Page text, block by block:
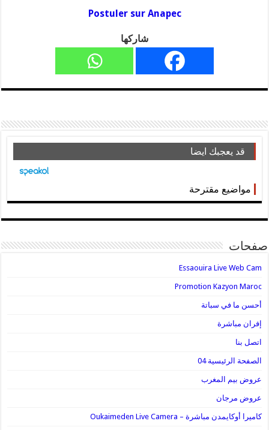
Postuler sur Anapec
شاركها
قد يعجبك ايضا
مواضيع مقترحة
صفحات
Essaouira Live Web Cam
Promotion Kazyon Maroc
أحسن ما في سباتة
إفران مباشرة
اتصل بنا
الصفحة الرئيسية 04
عروض بيم المغرب
عروض مرجان
كاميرا أوكايمدن مباشرة – Oukaimeden Live Camera